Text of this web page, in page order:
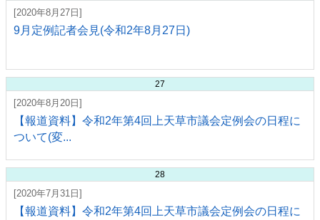
[2020年8月27日]
9月定例記者会見(令和2年8月27日)
27
[2020年8月20日]
【報道資料】令和2年第4回上天草市議会定例会の日程に
ついて(変...
28
[2020年7月31日]
【報道資料】令和2年第4回上天草市議会定例会の日程に